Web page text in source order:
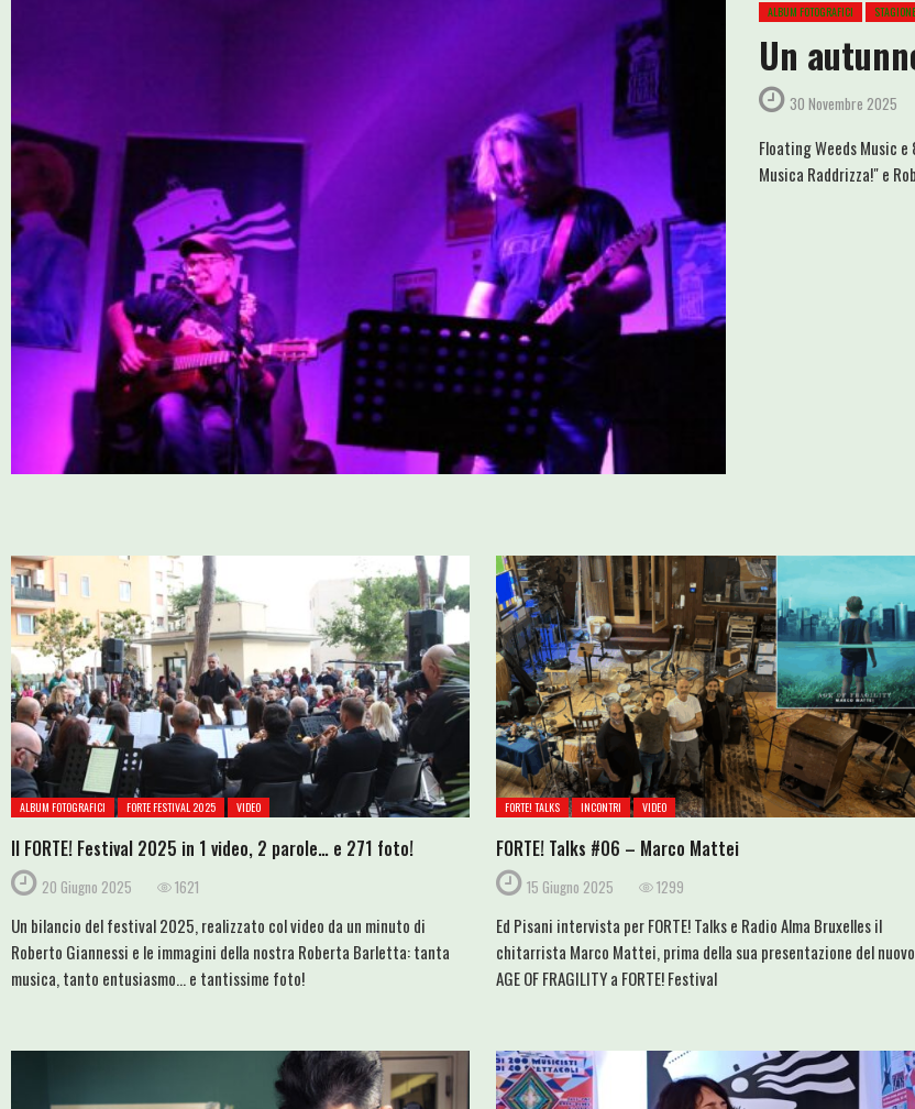
ALBUM FOTOGRAFICI
Un
30 Novembre 2025
Floating Weeds Music e
Musica Raddrizza!" e
ALBUM FOTOGRAFICI FORTE FESTIVAL 2025 VIDEO
Il FORTE! Festival 2025 in 1 video, 2 parole… e 271 foto!
20 Giugno 2025 1621
Un bilancio del festival 2025, realizzato col video da un minuto di
Roberto Giannessi e le immagini della nostra Roberta Barletta: tanta
musica, tanto entusiasmo... e tantissime foto!
FORTE! TALKS INCONTRI VIDEO
FORTE! Talks #06 – Marco Mattei
15 Giugno 2025 1299
Ed Pisani intervista per FORTE! Talks e Radio Alma Bruxelles il
chitarrista Marco Mattei, prima della sua presentazione del nuovo
AGE OF FRAGILITY a FORTE! Festival